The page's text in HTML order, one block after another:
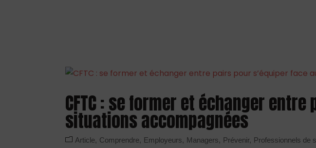
CFTC : se former et échanger
situations accompagnées
Article Comprendre Employeurs Managers Prévenir Professionnels de